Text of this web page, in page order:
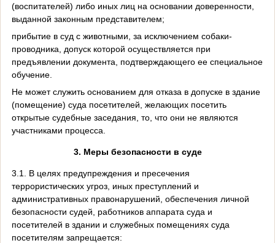
(воспитателей) либо иных лиц на основании доверенности,
выданной законным представителем;
прибытие в суд с животными, за исключением собаки-
проводника, допуск которой осуществляется при
предъявлении документа, подтверждающего ее специальное
обучение.
Не может служить основанием для отказа в допуске в здание
(помещение) суда посетителей, желающих посетить
открытые судебные заседания, то, что они не являются
участниками процесса.
3. Меры безопасности в суде
3.1. В целях предупреждения и пресечения
террористических угроз, иных преступлений и
административных правонарушений, обеспечения личной
безопасности судей, работников аппарата суда и
посетителей в здании и служебных помещениях суда
посетителям запрещается: